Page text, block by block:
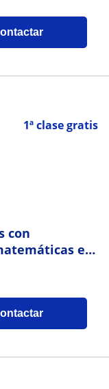
1ª clase gratis
con
en